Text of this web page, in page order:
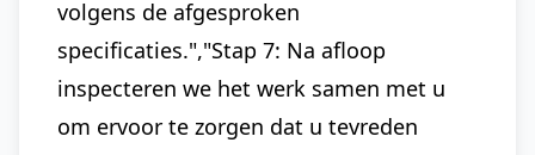
volgens de afgesproken
specificaties.","Stap 7: Na afloop
inspecteren we het werk samen met u
om ervoor te zorgen dat u tevreden